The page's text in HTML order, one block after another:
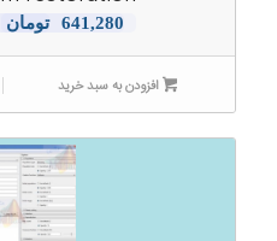
641,280 تومان
افزودن به سبد خرید